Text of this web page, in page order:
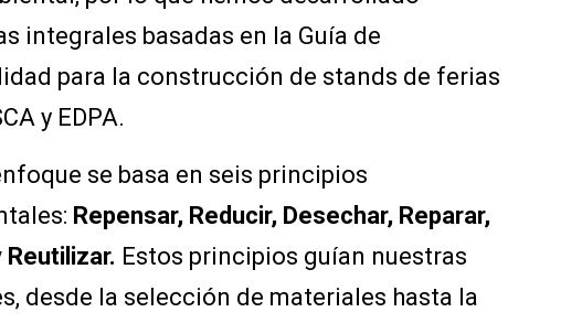
integrales basadas en la Guía de
para la construcción de stands de ferias
y EDPA.
se basa en seis principios
Repensar, Reducir, Desechar, Reparar,
Reutilizar. Estos principios guían nuestras
desde la selección de materiales hasta la